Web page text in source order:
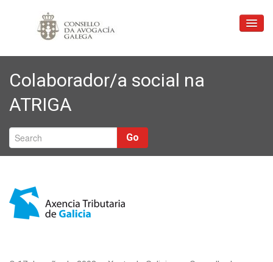
Inicio
Consello
Xustiza Gratuíta
Profesión
Ligazóns
Correo
Colaborador/a social na
ATRIGA
Go